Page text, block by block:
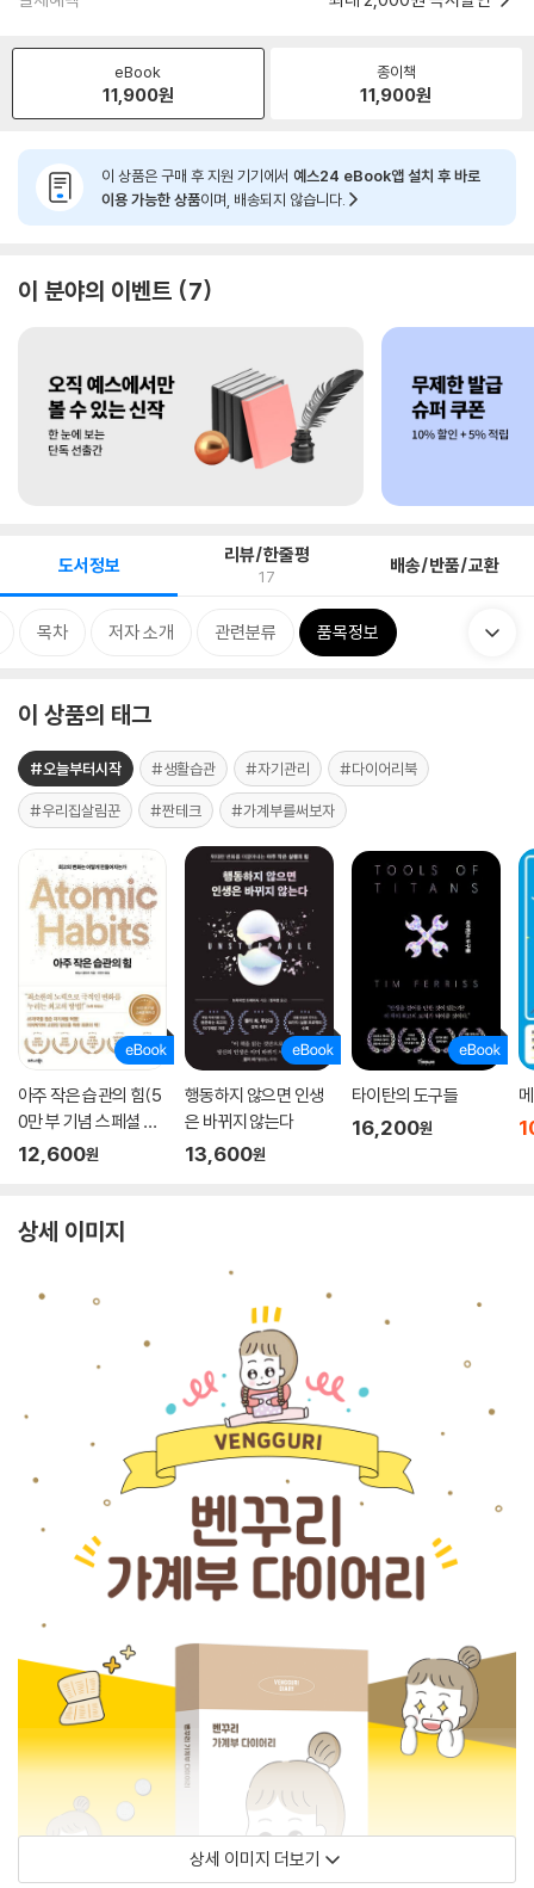
eBook
11,900원
종이책
11,900원
이 상품은 구매 후 지원 기기에서 예스24 eBook앱 설치 후 바로
이용 가능한 상품이며, 배송되지 않습니다.
이 분야의 이벤트 7
도서정보 리뷰/한줄평
17 배송/반품/교환
목차 저자 소개 관련분류 품목정보
이 상품의 태그
#오늘부터시작 #생활습관 #자기관리 #다이어리북
#우리집살림꾼 #짠테크 #가계부를써보자
아주 작은 습관의 힘(5
0만 부 기념 스페셜 에
디션)
12,600원
행동하지 않으면 인생
은 바뀌지 않는다
13,600원
타이탄의 도구들
16,200원
상세 이미지
상세 이미지 더보기